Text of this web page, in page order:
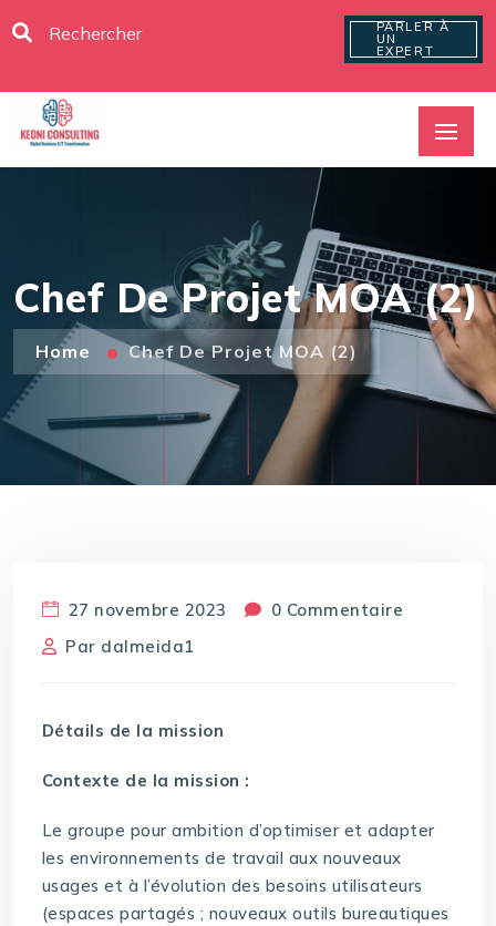
PARLER À
UN
EXPERT
Chef De Projet MOA (2)
Home Chef De Projet MOA (2)
27 novembre 2023
0 Commentaire
Par dalmeida1
Détails de la mission
Contexte de la mission :
Le groupe pour ambition d’optimiser et adapter
les environnements de travail aux nouveaux
usages et à l’évolution des besoins utilisateurs
(espaces partagés ; nouveaux outils bureautiques